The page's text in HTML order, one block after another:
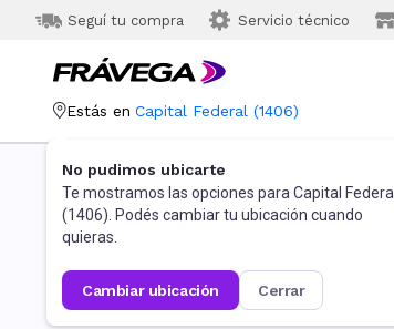
Seguí tu compra Servicio técnico
Estás en Capital Federal (1406)
No pudimos ubicarte
Te mostramos las opciones para Capital Federal
(1406). Podés cambiar tu ubicación cuando
quieras.
cambiar ubicación cerrar